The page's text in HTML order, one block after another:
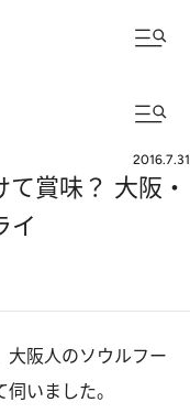
2016.7.31
賞味？ 大阪・
イ
阪人のソウルフー
いました。